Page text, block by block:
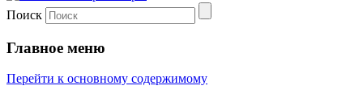
Поиск
Главное меню
Перейти к основному содержимому